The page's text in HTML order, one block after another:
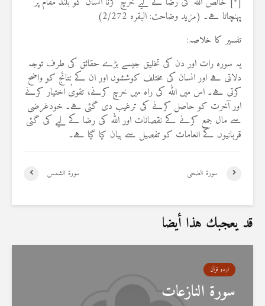
پہنچاتا ہے۔ (مزید وضاحت: البقرہ 2/272)
تفسیر کا خلاصہ:
یہ سورہ رات اور دن کی تخلیق جیسے بڑے حقائق کی طرف توجہ
دلاتی ہے اور انسان کی مختلف کوششوں اور ان کے نتائج کو واضح
کرتی ہے۔ اس میں اللہ کی راہ میں خرچ کرنے، تقویٰ اختیار کرنے
اور آخرت کو حاصل کرنے کی ترغیب دی گئی ہے۔ خودغرضی
سے مال جمع کرنے کے نقصانات اور اللہ کی رضا کے لیے کی گئی
قربانیوں کے انعامات کو تفصیل سے بیان کیا گیا ہے۔
سورۃ الشمس سورۃ الضحی
قد يعجبك هذا أيضا
اردو قرآن
سورۃ النازعات